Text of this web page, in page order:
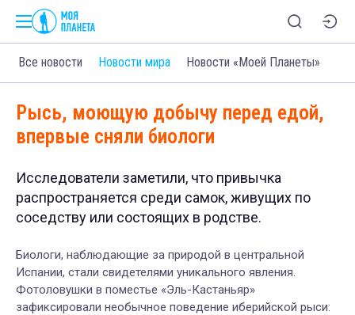
Все новости Новости мира Новости «Моей Планеты»
Рысь, моющую добычу перед едой,
впервые сняли биологи
Исследователи заметили, что привычка
распространяется среди самок, живущих по
соседству или состоящих в родстве.
Биологи, наблюдающие за природой в центральной
Испании, стали свидетелями уникального явления.
Фотоловушки в поместье «Эль-Кастаньяр»
зафиксировали необычное поведение иберийской рыси: